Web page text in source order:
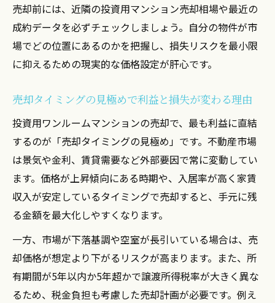
売却前には、近隣の投資用マンション売却相場や最近の
成約データを必ずチェックしましょう。自分の物件が市
場でどの位置にあるのかを把握し、損失リスクを最小限
に抑えるための現実的な価格設定が肝心です。
売却タイミングの見極めで利益と損失が変わる理由
投資用ワンルームマンションの売却で、最も利益に直結
するのが「売却タイミングの見極め」です。不動産市場
は景気や金利、賃貸需要など外部要因で常に変動してい
ます。価格が上昇傾向にある時期や、入居率が高く家賃
収入が安定しているタイミングで売却すると、手元に残
る金額を最大化しやすくなります。
一方、市場が下落基調や空室が長引いている場合は、売
却価格が想定より下がるリスクが高まります。また、所
有期間が5年以内か5年超かで譲渡所得税率が大きく異な
るため、税金負担も考慮した売却計画が必要です。例え